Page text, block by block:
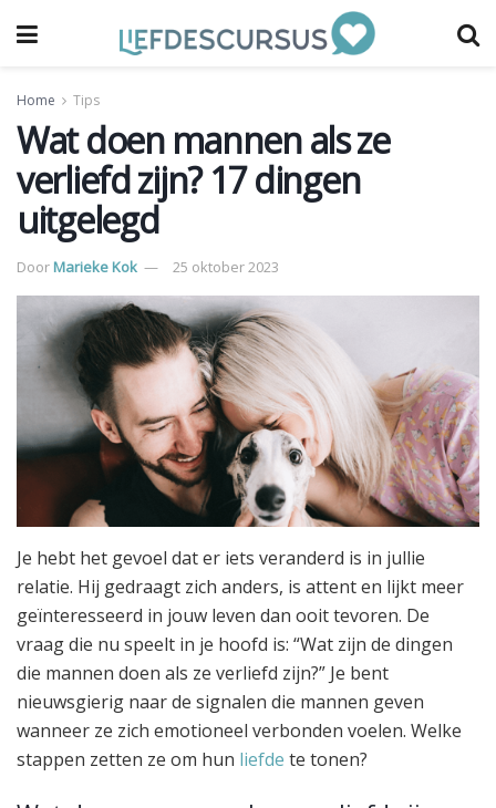
Home Tips
Wat doen mannen als ze
verliefd zijn? 17 dingen
uitgelegd
DoorMarieke Kok 25 oktober 2023
Je hebt het gevoel dat er iets veranderd is in jullie
relatie. Hij gedraagt zich anders, is attent en lijkt meer
geïnteresseerd in jouw leven dan ooit tevoren. De
vraag die nu speelt in je hoofd is: “Wat zijn de dingen
die mannen doen als ze verliefd zijn?” Je bent
nieuwsgierig naar de signalen die mannen geven
wanneer ze zich emotioneel verbonden voelen. Welke
stappen zetten ze om hun liefde te tonen?